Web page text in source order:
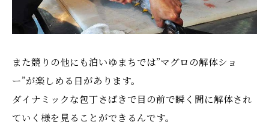
また競りの他にも泊いゆまちでは”マグロの解体ショ
ー”が楽しめる日があります。
ダイナミックな包丁さばきで目の前で瞬く間に解体され
ていく様を見ることができるんです。